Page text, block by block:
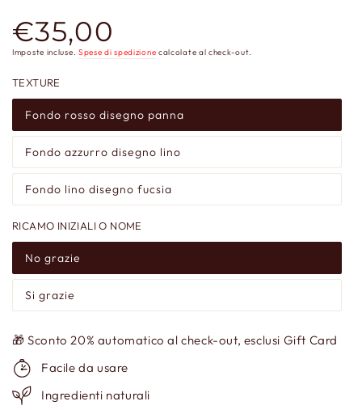
Prezzo
regolare
€35,00
Imposte incluse. Spese di spedizione calcolate al check-out.
TEXTURE
Fondo rosso disegno panna
Fondo azzurro disegno lino
Fondo lino disegno fucsia
RICAMO INIZIALI O NOME
No grazie
Si grazie
🎁 Sconto 20% automatico al check-out, esclusi Gift Card
Facile da usare
Ingredienti naturali